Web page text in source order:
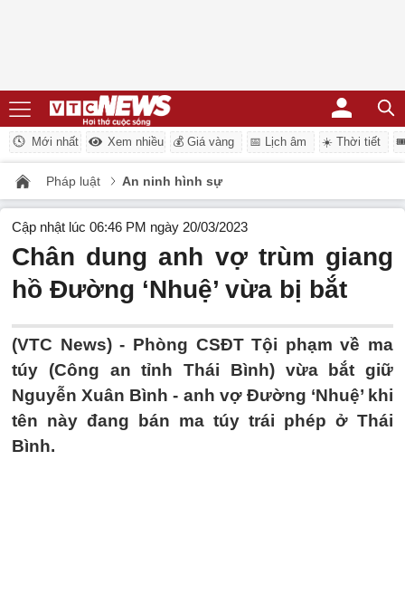
Mới nhất Xem nhiều 💰 Giá vàng 📅 Lịch âm ☀️ Thời tiết
Pháp luật An ninh hình sự
Cập nhật lúc 06:46 PM ngày 20/03/2023
Chân dung anh vợ trùm giang
hồ Đường ‘Nhuệ’ vừa bị bắt
(VTC News) - Phòng CSĐT Tội phạm về ma
túy (Công an tỉnh Thái Bình) vừa bắt giữ
Nguyễn Xuân Bình - anh vợ Đường ‘Nhuệ’ khi
tên này đang bán ma túy trái phép ở Thái
Bình.